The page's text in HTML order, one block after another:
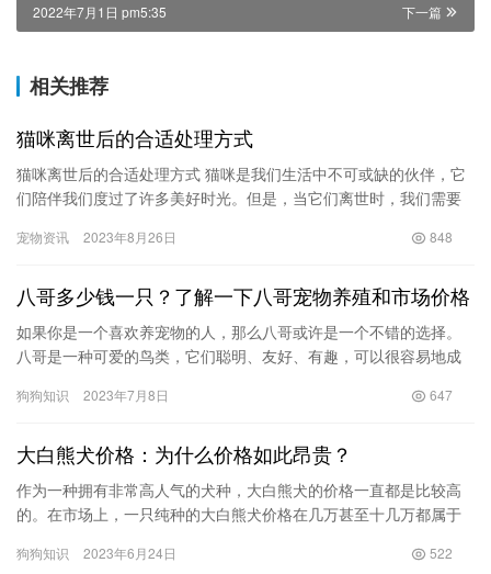
下一篇
2022年7月1日 pm5:35
相关推荐
猫咪离世后的合适处理方式
猫咪离世后的合适处理方式 猫咪是我们生活中不可或缺的伙伴，它
们陪伴我们度过了许多美好时光。但是，当它们离世时，我们需要
为我…
宠物资讯 2023年8月26日 848
八哥多少钱一只？了解一下八哥宠物养殖和市场价格
如果你是一个喜欢养宠物的人，那么八哥或许是一个不错的选择。
八哥是一种可爱的鸟类，它们聪明、友好、有趣，可以很容易地成
因素…
狗狗知识 2023年7月8日 647
大白熊犬价格：为什么价格如此昂贵？
作为一种拥有非常高人气的犬种，大白熊犬的价格一直都是比较高
的。在市场上，一只纯种的大白熊犬价格在几万甚至十几万都属于
一起探…
狗狗知识 2023年6月24日 522